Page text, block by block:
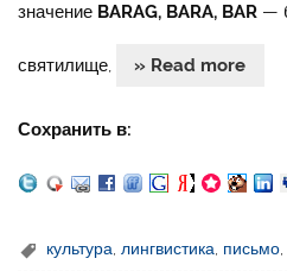
значение BARAG, BARA, BAR —
святилище, » Read more
Сохранить в:
культура лингвистика письмо